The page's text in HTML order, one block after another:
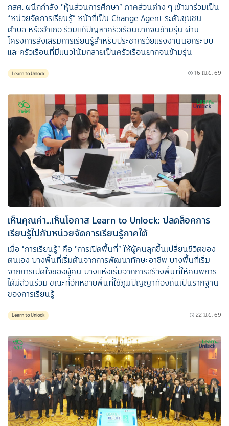
กสศ. ผนึกกำลัง “หุ้นส่วนการศึกษา” ภาคส่วนต่าง ๆ เข้ามาร่วมเป็น
“หน่วยจัดการเรียนรู้” หน้าที่เป็น Change Agent ระดับชุมชน
ตำบล หรืออำเภอ ร่วมแก้ปัญหาครัวเรือนยากจนข้ามรุ่น ผ่าน
โครงการส่งเสริมการเรียนรู้สำหรับประชากรวัยแรงงานนอกระบบ
และครัวเรือนที่มีแนวโน้มกลายเป็นครัวเรือนยากจนข้ามรุ่น
Learn to Unlock 16 เม.ย. 69
เห็นคุณค่า…เห็นโอกาส Learn to Unlock: ปลดล็อคการ
เรียนรู้ไปกับหน่วยจัดการเรียนรู้ภาคใต้
เมื่อ “การเรียนรู้” คือ “การเปิดพื้นที่” ให้ผู้คนลุกขึ้นเปลี่ยนชีวิตของ
ตนเอง บางพื้นที่เริ่มต้นจากการพัฒนาทักษะอาชีพ บางพื้นที่เริ่ม
จากการเปิดใจของผู้คน บางแห่งเริ่มจากการสร้างพื้นที่ให้คนพิการ
ได้มีส่วนร่วม ขณะที่อีกหลายพื้นที่ใช้ภูมิปัญญาท้องถิ่นเป็นรากฐาน
ของการเรียนรู้
Learn to Unlock 22 มิ.ย. 69